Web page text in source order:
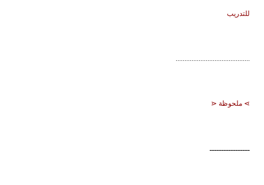
للتدريب
..........................................
⋗ ملحوظة ⋖
ـــــــــــــــــ